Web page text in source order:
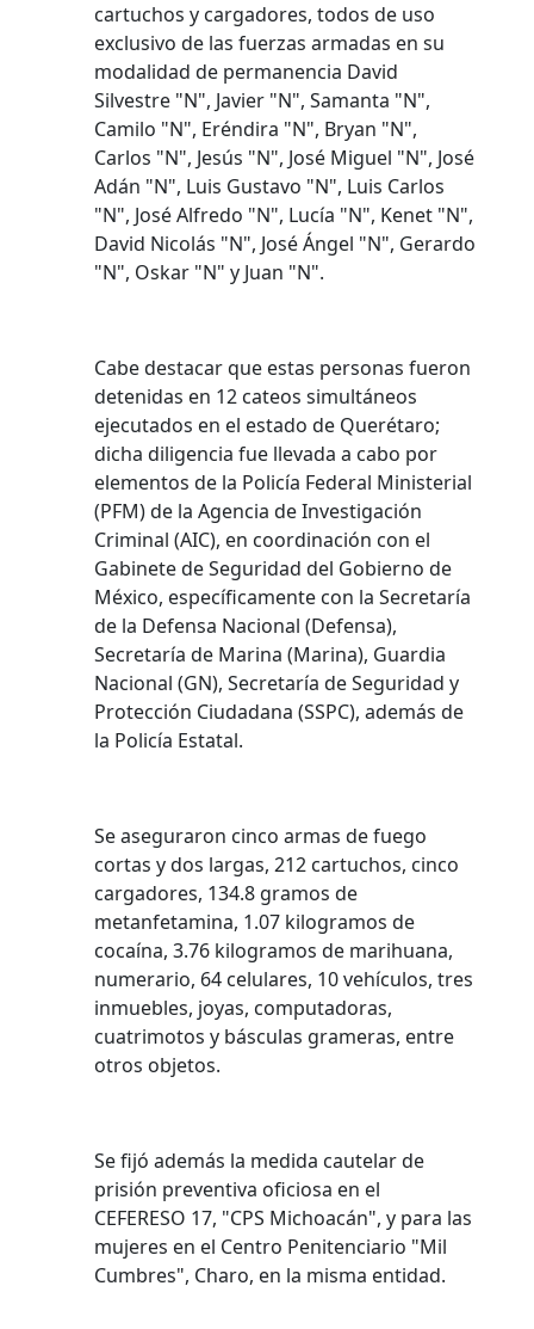
cartuchos y cargadores, todos de uso
exclusivo de las fuerzas armadas en su
modalidad de permanencia David
Silvestre "N", Javier "N", Samanta "N",
Camilo "N", Eréndira "N", Bryan "N",
Carlos "N", Jesús "N", José Miguel "N", José
Adán "N", Luis Gustavo "N", Luis Carlos
"N", José Alfredo "N", Lucía "N", Kenet "N",
David Nicolás "N", José Ángel "N", Gerardo
"N", Oskar "N" y Juan "N".
Cabe destacar que estas personas fueron
detenidas en 12 cateos simultáneos
ejecutados en el estado de Querétaro;
dicha diligencia fue llevada a cabo por
elementos de la Policía Federal Ministerial
(PFM) de la Agencia de Investigación
Criminal (AIC), en coordinación con el
Gabinete de Seguridad del Gobierno de
México, específicamente con la Secretaría
de la Defensa Nacional (Defensa),
Secretaría de Marina (Marina), Guardia
Nacional (GN), Secretaría de Seguridad y
Protección Ciudadana (SSPC), además de
la Policía Estatal.
Se aseguraron cinco armas de fuego
cortas y dos largas, 212 cartuchos, cinco
cargadores, 134.8 gramos de
metanfetamina, 1.07 kilogramos de
cocaína, 3.76 kilogramos de marihuana,
numerario, 64 celulares, 10 vehículos, tres
inmuebles, joyas, computadoras,
cuatrimotos y básculas grameras, entre
otros objetos.
Se fijó además la medida cautelar de
prisión preventiva oficiosa en el
CEFERESO 17, "CPS Michoacán", y para las
mujeres en el Centro Penitenciario "Mil
Cumbres", Charo, en la misma entidad.